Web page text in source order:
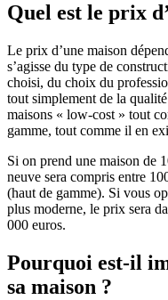
Quel est le prix
Le prix d’une maison
s’agisse du type de
choisi, du choix du
tout simplement de la
maisons « low-cost » tout
gamme, tout comme il en
Si on prend une maison de
neuve sera compris entre
(haut de gamme). Si vous
plus moderne, le prix sera
000 euros.
Pourquoi est-il
sa maison ?